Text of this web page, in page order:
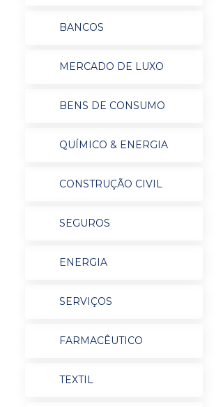
BANCOS
MERCADO DE LUXO
BENS DE CONSUMO
QUÍMICO & ENERGIA
CONSTRUÇÃO CIVIL
SEGUROS
ENERGIA
SERVIÇOS
FARMACÊUTICO
TEXTIL